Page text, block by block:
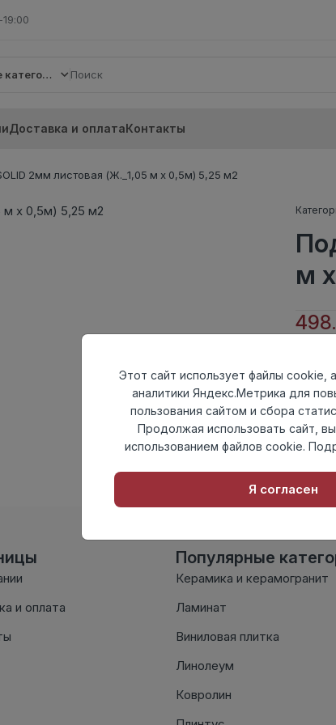
Все категории
Доставка и оплатаКонтакты
2мм листовая (Ж._1,05 м х 0,5м) 5,25 м2
м
и оплата
Популярные
Керамика и керамогранит
Ламинат
Виниловая плитка
Линолеум
Ковролин
Этот сайт использует файлы cookie,
аналитики Яндекс.Метрика для
пользования сайтом и сбора
Продолжая использовать сайт,
использованием файлов cookie.
Я согласен